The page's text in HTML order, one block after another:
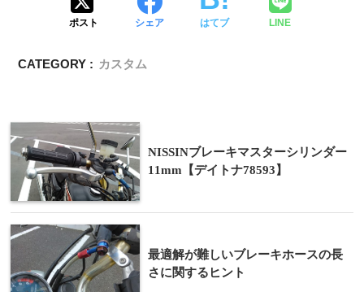
ポスト シェア はてブ LINE
CATEGORY : カスタム
NISSINブレーキマスターシリンダー
11mm【デイトナ78593】
最適解が難しいブレーキホースの長
さに関するヒント